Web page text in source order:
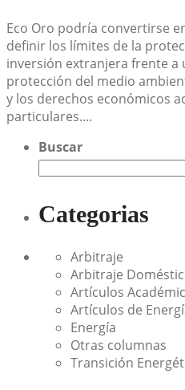
Eco Oro podría convertirse
definir los límites de la
inversión extranjera frente a
protección del medio
y los derechos económicos
particulares....
Buscar
Categorias
Arbitraje
Arbitraje
Artículos
Artículos de
Energía
Otras columnas
Transición